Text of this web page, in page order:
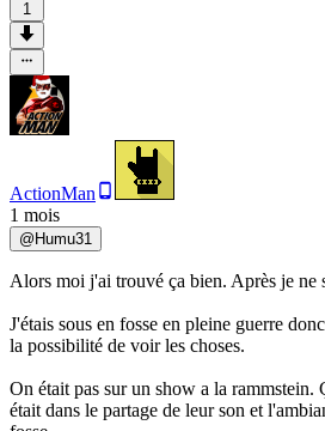
1
ActionMan
1 mois
@ Humu31
Alors moi j'ai trouvé ça bien. Après je ne
J'étais sous en fosse en pleine guerre
la possibilité de voir les choses.
On était pas sur un show a la rammstein.
était dans le partage de leur son et